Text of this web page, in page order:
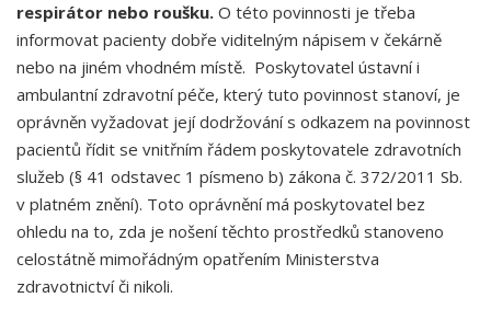
respirátor nebo roušku. O této povinnosti je třeba
informovat pacienty dobře viditelným nápisem v čekárně
nebo na jiném vhodném místě. Poskytovatel ústavní i
ambulantní zdravotní péče, který tuto povinnost stanoví, je
oprávněn vyžadovat její dodržování s odkazem na povinnost
pacientů řídit se vnitřním řádem poskytovatele zdravotních
služeb (§ 41 odstavec 1 písmeno b) zákona č. 372/2011 Sb.
v platném znění). Toto oprávnění má poskytovatel bez
ohledu na to, zda je nošení těchto prostředků stanoveno
celostátně mimořádným opatřením Ministerstva
zdravotnictví či nikoli.